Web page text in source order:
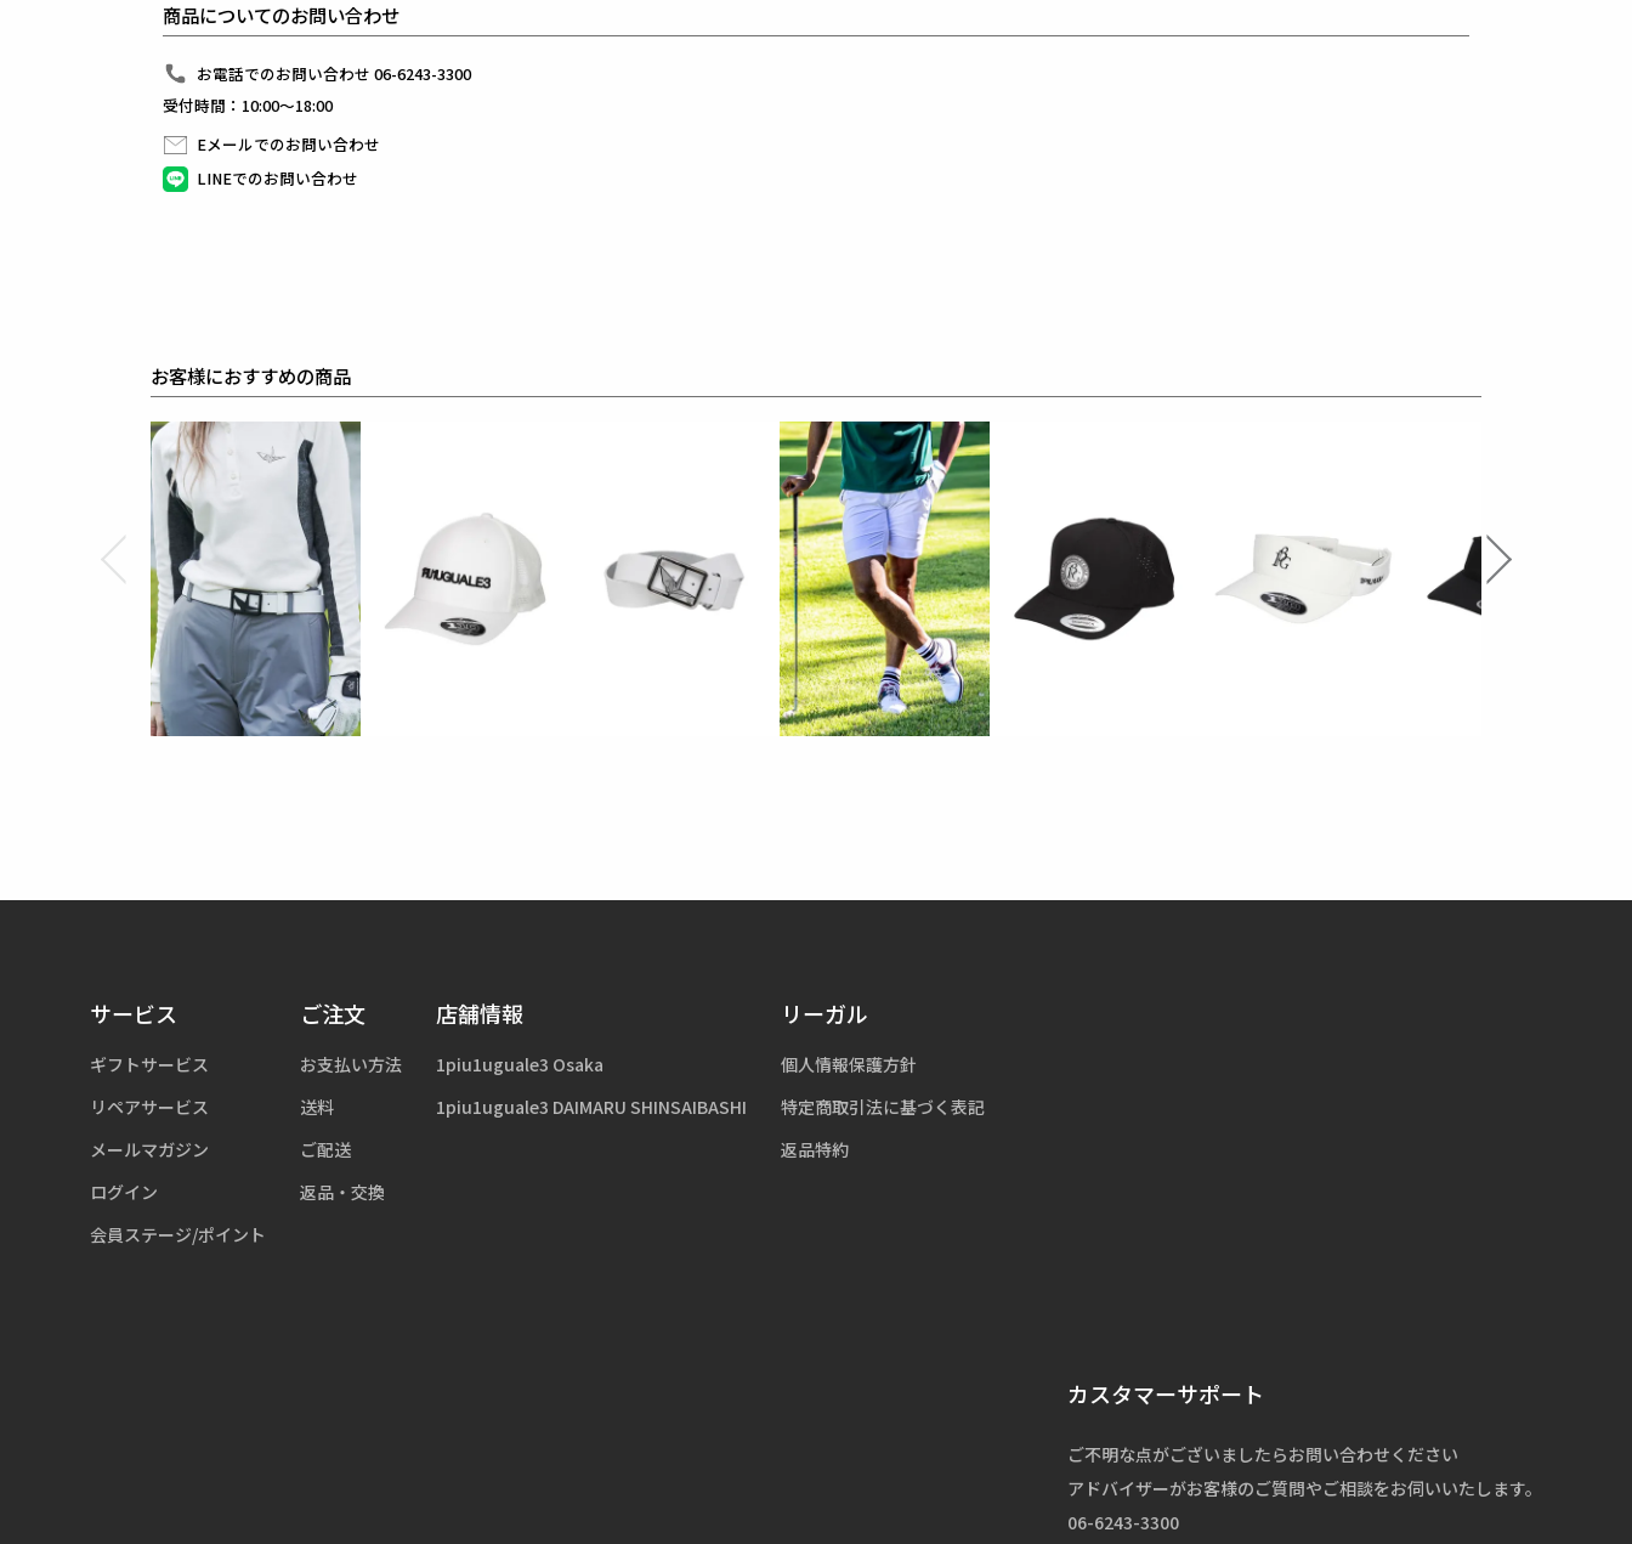
吸水速乾、UV軽減、冷感接触、上質さと機能性を高い次元で両立させ、
完全ノンストレスな着心地を提供します。
前作から素材と資材を大幅にグレードアップ。
厳選された素材が生み出す風合いは、触れるだけでその品質の高さを実感させます。
パターン数を増やし、立体的な設計を追求。
フィット感が向上し、抜群の伸縮性を生み出します。
縫製技術の精度、仕上がりの美しさ含め極上のディテールワークを実現しました。
ネック部分を前へ持ち出し、天幅を狭めたことで、首元のフィット感がアップ。
風を防ぐ実用性とともに、洗練された印象を与えます。
日常の中で違いを生む一着として、自信を持っておすすめできるプロダクトです。
素材
BOOST JERSEY
表地 : ナイロン83% ポリウレタン17%
リブ : ポリエステル100%
商品についてのお問い合わせ
お電話でのお問い合わせ 06-6243-3300
受付時間：10:00～18:00
Eメールでのお問い合わせ
LINEでのお問い合わせ
サービス
ギフトサービス
リペアサービス
メールマガジン
ログイン
会員ステージ/ポイント
ご注文
お支払い方法
送料
ご配送
返品・交換
店舗情報
1piu1uguale3 Osaka
1piu1uguale3 DAIMARU SHINSAIBASHI
リーガル
個人情報保護方針
特定商取引法に基づく表記
返品特約
カスタマーサポート
ご不明な点がございましたらお問い合わせください
アドバイザーがお客様のご質問やご相談をお伺いいたします。
06-6243-3300